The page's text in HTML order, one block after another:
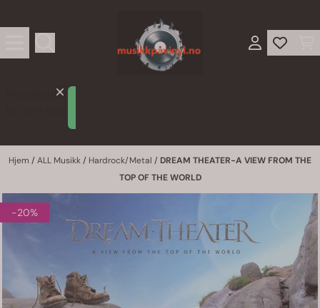
Placeholder
Hjem / ALL Musikk/ Hardrock/Metal / DREAM THEATER-A VIEW FROM THE
TOP OF THE WORLD
-20%